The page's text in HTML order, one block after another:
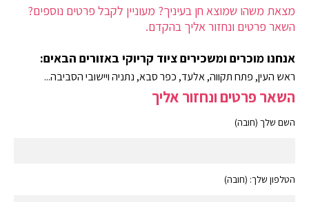
מצאת משהו שמוצא חן בעיניך? מעוניין לקבל פרטים נוספים?
השאר פרטים ונחזור אליך בהקדם.
אנחנו מוכרים ומשכירים ציוד קריוקי באזורים הבאים:
ראש העין, פתח תקווה, אלעד, כפר סבא, נתניה ויישובי הסביבה...
השאר פרטים ונחזור אליך
השם שלך (חובה)
הטלפון שלך: (חובה)